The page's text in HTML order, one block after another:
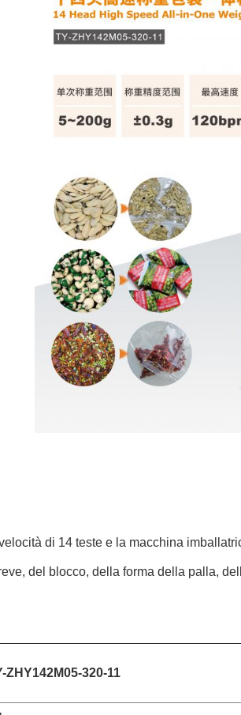
di 14 teste e la macchina
del blocco, della forma della palla,
ZHY142M05-320-11